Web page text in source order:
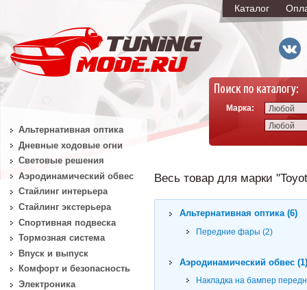
Каталог
Марка:
Любой
Любой
Весь товар для марки
Альтернативная оптика (6)
Передние фары (2)
Аэродинамический обвес
Накладка на бампер
Альтернативная оптика
Дневные ходовые огни
Световые решения
Аэродинамический обвес
Стайлинг интерьера
Стайлинг экстерьера
Спортивная подвеска
Тормозная система
Впуск и выпуск
Комфорт и безопасность
Электроника